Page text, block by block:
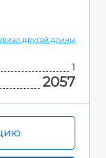
другой длины
1
2057